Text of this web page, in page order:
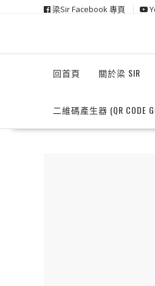
梁Sir Facebook 專頁
回首頁 關於梁 SIR
二維碼產生器 (QR CODE